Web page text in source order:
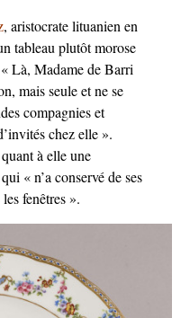
, aristocrate lituanien en
tableau plutôt morose
Là, Madame de Barri
mais seule et ne se
compagnies et
chez elle ».
à elle une
« n’a conservé de ses
fenêtres ».